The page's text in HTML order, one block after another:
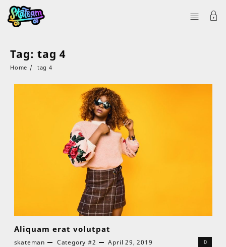
Tag: tag 4
Home tag 4
Aliquam erat volutpat
skateman Category #2 April 29, 2019 0